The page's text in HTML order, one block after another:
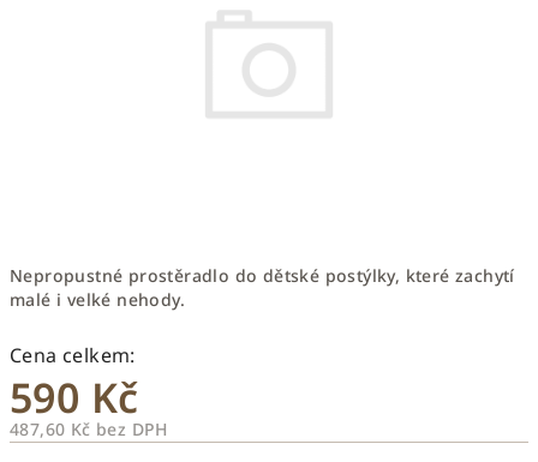
Nepropustné prostěradlo do dětské postýlky, které zachytí
malé i velké nehody.
590 Kč
487,60 Kč bez DPH